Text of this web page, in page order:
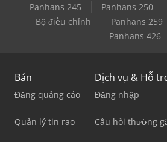
Panhans 245 Panhans 250
Bộ điều chỉnh
Panhans 259
Panhans 426
Bán
Đăng quảng cáo
Quản lý tin rao
Dịch vụ & Hỗ
Đăng nhập
Câu hỏi thường